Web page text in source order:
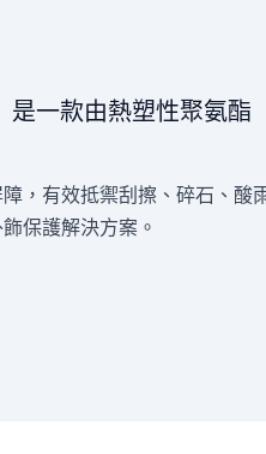
一款由熱塑性聚氨酯
，有效抵禦刮擦、碎石、酸
保護解決方案。